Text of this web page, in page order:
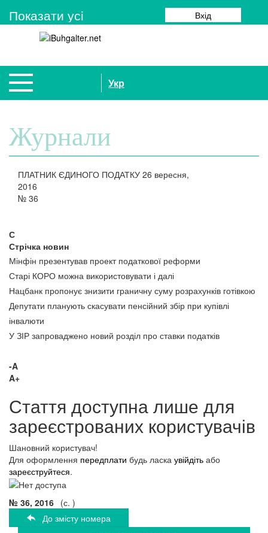
Показати усi Вхід
Укр
Журнали
ПЛАТНИК ЄДИНОГО ПОДАТКУ 26 вересня,
2016
№ 36
С
Стрічка новин
Мінфін презентував проект податкової реформи
Старі КОРО можна використовувати і далі
Нацбанк пропонує знизити граничну суму розрахунків готівкою
Депутати планують скасувати пенсійний збір при купівлі
інвалюти
У ЗІР запроваджено новий розділ про ставки податків
-A
A+
Стаття доступна лише для
зареєстрованих користувачів
Шановний користувач!
Для оформлення передплати будь ласка увійдіть або
зареєструйтеся.
№ 36, 2016 (с. )
До змісту номера